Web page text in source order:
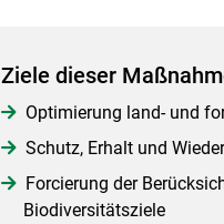
Ziele dieser
Optimierung land- und
Schutz, Erhalt und
Forcierung der
Biodiversitätsziele